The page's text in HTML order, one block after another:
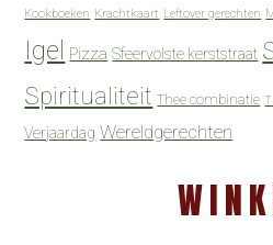
Kookboeken Krachtkaart Leftover gerechten
Igel
Pizza Sfeervolste kerststraat
Spiritualiteit Thee combinatie
Verjaardag Wereldgerechten